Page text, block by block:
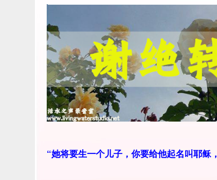
“她将要生一个儿子，你要给他起名叫耶稣，